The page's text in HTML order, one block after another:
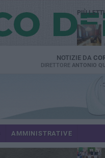
NOTIZIE DA
DIRETTORE ANTONIO
AMMINISTRATIVE
PIÙ